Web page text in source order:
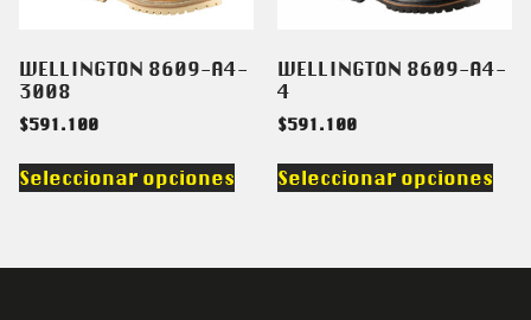
WELLINGTON 8609-A4-
3008
$591.100
Seleccionar opciones
WELLINGTON 8609-A4-
4
$591.100
Seleccionar opciones